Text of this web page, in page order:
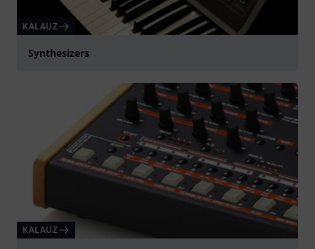
KALAUZ
Synthesizers
KALAUZ